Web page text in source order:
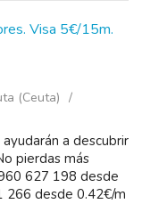
Visa 5€/15m.
(Ceuta)
a descubrir
pierdas más
627 198 desde
266 desde 0.42€/m